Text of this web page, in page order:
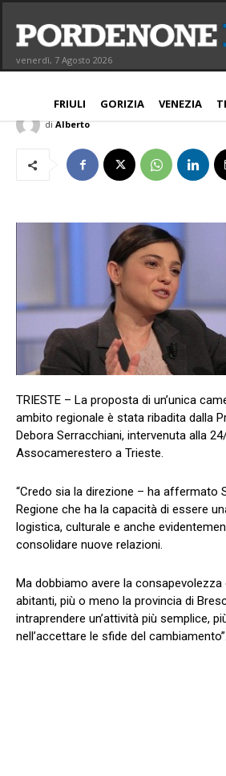
venerdì, 7 Agosto 2026
FRIULI GORIZIA VENEZIA
Serracchiani: in Fvg
commercio unica
NORD EST
di Alberto
TRIESTE – La proposta di un’unica
ambito regionale è stata ribadita dalla
Debora Serracchiani, intervenuta alla
Assocamerestero a Trieste.
“Credo sia la direzione – ha affermato
Regione che ha la capacità di essere
logistica, culturale e anche
consolidare nuove relazioni.
Ma dobbiamo avere la consapevolezza
abitanti, più o meno la provincia di
intraprendere un’attività più semplice,
nell’accettare le sfide del cambiamento”.